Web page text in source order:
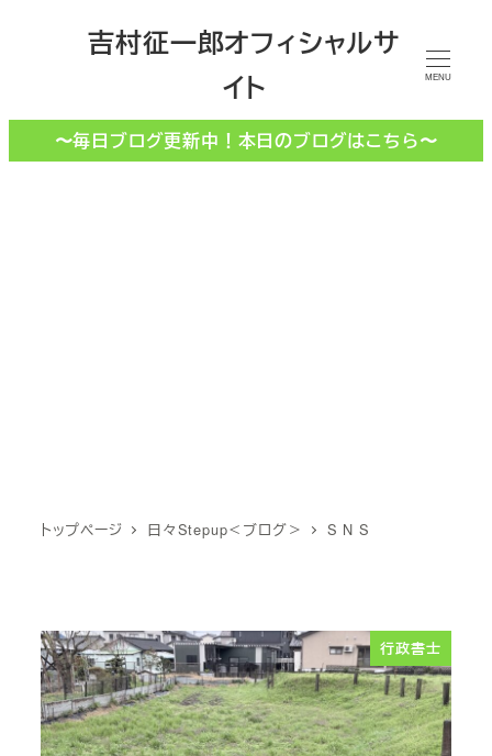
コ
吉村征一郎オフィシャルサ
イト
MENU
〜毎日ブログ更新中！本日のブログはこちら〜
トップページ 日々Stepup＜ブログ＞ S N S
行政書士